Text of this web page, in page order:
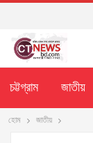
চট্টগ্রাম জাতীয়
হোম জাতীয়